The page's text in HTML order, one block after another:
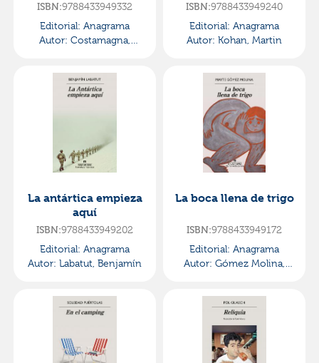
ISBN:9788433949332
Editorial: Anagrama
Autor: Costamagna,
ISBN:9788433949240
Editorial: Anagrama
Autor: Kohan, Martin
La antártica empieza
aquí
ISBN:9788433949202
Editorial: Anagrama
Autor: Labatut, Benjamín
La boca llena de trigo
ISBN:9788433949172
Editorial: Anagrama
Autor: Gómez Molina,